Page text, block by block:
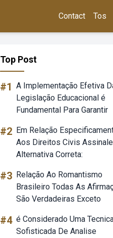
Contact Tos
Top Post
#1 A Implementação Efetiva
Legislação Educacional é
Fundamental Para Garantir
#2 Em Relação
Aos Direitos Civis
Alternativa Correta:
#3 Relação Ao Romantismo
Brasileiro Todas As
São Verdadeiras Exceto
#4 é Considerado Uma
Sofisticada De Analise